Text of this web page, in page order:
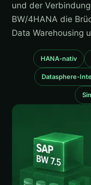
und der
BW/4HANA die
Data Warehousing
HANA-nativ
Datasphere-